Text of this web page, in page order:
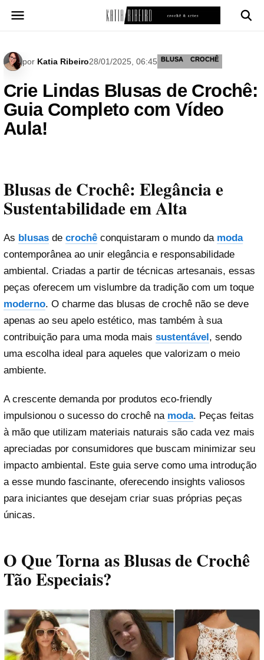
para
por Katia Ribeiro28/01/2025, 06:45 BLUSA CROCHÊ
Crie Lindas Blusas de Crochê:
Guia Completo com Vídeo
Aula!
Blusas de Crochê: Elegância e
Sustentabilidade em Alta
As blusas de crochê conquistaram o mundo da moda
contemporânea ao unir elegância e responsabilidade
ambiental. Criadas a partir de técnicas artesanais, essas
peças oferecem um vislumbre da tradição com um toque
moderno. O charme das blusas de crochê não se deve
apenas ao seu apelo estético, mas também à sua
contribuição para uma moda mais sustentável, sendo
uma escolha ideal para aqueles que valorizam o meio
ambiente.
A crescente demanda por produtos eco-friendly
impulsionou o sucesso do crochê na moda. Peças feitas
à mão que utilizam materiais naturais são cada vez mais
apreciadas por consumidores que buscam minimizar seu
impacto ambiental. Este guia serve como uma introdução
a esse mundo fascinante, oferecendo insights valiosos
para iniciantes que desejam criar suas próprias peças
únicas.
O Que Torna as Blusas de Crochê
Tão Especiais?